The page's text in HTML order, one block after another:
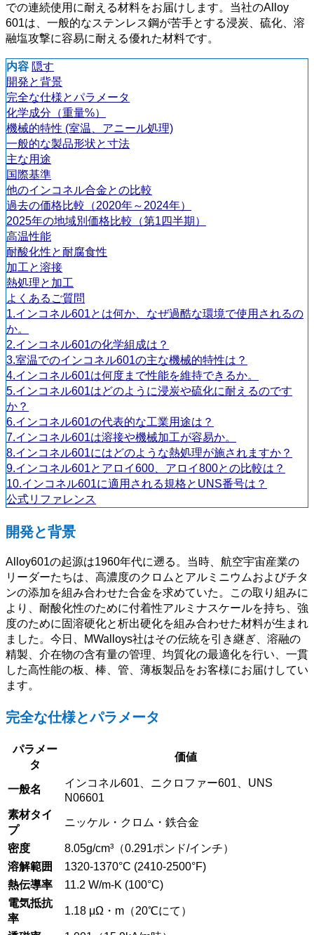
での連続使用に耐える材料をお届けします。当社のAlloy
601は、一般的なステンレス鋼が苦手とする浸炭、硫化、溶
融塩攻撃に容易に耐える優れた材料です。
内容 隠す
開発と背景
完全な仕様とパラメータ
化学成分（重量%）
機械的特性 (室温、アニール処理)
一般的な製品形状と寸法
主な用途
国際基準
他のインコネル合金との比較
過去の価格比較（2020年～2024年）
2025年の地域別価格比較（第1四半期）
高温性能
耐酸化性と耐腐食性
加工と溶接
熱処理と加工
よくあるご質問
1.インコネル601とは何か、なぜ過酷な環境で使用されるの
か。
2.インコネル601の化学組成は？
3.室温でのインコネル601の主な機械的特性は？
4.インコネル601は何度まで性能を維持できるか。
5.インコネル601はどのように浸炭や硫化に耐えるのです
か？
6.インコネル601の代表的な工業用途は？
7.インコネル601は溶接や機械加工が容易か。
8.インコネル601にはどのような熱処理が施されますか？
9.インコネル601とアロイ600、アロイ800との比較は？
10.インコネル601に適用される規格とUNS番号は？
公式リファレンス
開発と背景
Alloy601の起源は1960年代に遡る。当時、航空宇宙産業の
リーダーたちは、高濃度のクロムとアルミニウムおよびチタ
ンの添加を組み合わせた合金を求めていた。この取り組みに
より、耐酸化性のために付着性アルミナスケールを持ち、強
度のために固溶硬化と析出硬化を組み合わせた材料が生まれ
ました。今日、MWalloys社はその伝統を引き継ぎ、溶融の
精製、介在物の含有量の管理、均質化の最適化を行い、一貫
した高性能の板、棒、管、薄板製品をお客様にお届けしてい
ます。
完全な仕様とパラメータ
パラメー
タ
価値
一般名
インコネル601、ニクロファー601、UNS
N06601
素材タイ
プ
ニッケル・クロム・鉄合金
密度
8.05g/cm³（0.291ポンド/インチ）
溶解範囲
1320-1370°C (2410-2500°F)
熱伝導率
11.2 W/m-K (100°C)
電気抵抗
率
1.18 μΩ・m（20℃にて）